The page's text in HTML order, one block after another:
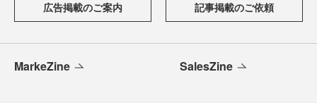
広告掲載のご案内 記事掲載のご依頼
MarkeZine SalesZine